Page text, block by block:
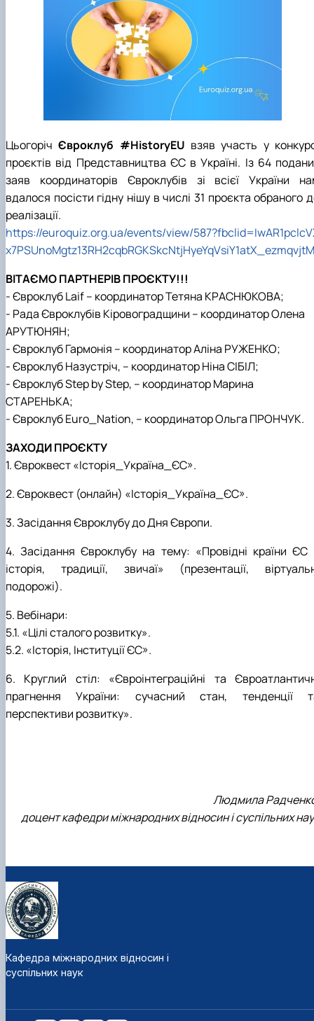
Підготовка до вступу в аспірантуру
Правила прийому 2026
Контактні дані
Профорієнтаційна діяльність
Профорієнтаційна робота
Дні відкритих дверей
Інформація і політика
HistoryEU
ЦьогорічЄвроклуб #HistoryEU взяв участь у
проєктів від Представництва ЄС в Україні. Із 64
заяв координаторів Євроклубів зі всієї України
вдалося посісти гідну нішу в числі 31 проєкта обраного
реалізації.
https://euroquiz.org.ua/events/view/
x7PSUnoMgtz13RH2cqbRGKSkcNtjHyeYqVsiY1atX_ezmqvjtM
ВІТАЄМО ПАРТНЕРІВ ПРОЄКТУ!!!
- Євроклуб Laif – координатор Тетяна КРАСНЮКОВА;
- Рада Євроклубів Кіровоградщини – координатор Олена
АРУТЮНЯН;
- Євроклуб Гармонія – координатор Аліна РУЖЕНКО;
- Євроклуб Назустріч, – координатор Ніна СІБІЛ;
- Євроклуб Step by Step, – координатор Марина
СТАРЕНЬКА;
- Євроклуб Euro_Nation, – координатор Ольга ПРОНЧУК.
ЗАХОДИ ПРОЄКТУ
1. Євроквест «Історія_Україна_ЄС».
2. Євроквест (онлайн) «Історія_Україна_ЄС».
3. Засідання Євроклубу до Дня Європи.
4. Засідання Євроклубу на тему: «Провідні країни ЄС
історія, традиції, звичаї» (презентації,
подорожі).
5. Вебінари:
5.1. «Цілі сталого розвитку».
5.2. «Історія, Інституції ЄС».
6. Круглий стіл: «Євроінтеграційні та
прагнення України: сучасний стан, тенденції
перспективи розвитку».
Людмила
доцент кафедри міжнародних відносин і суспільних
Кафедра міжнародних відносин і
суспільних наук